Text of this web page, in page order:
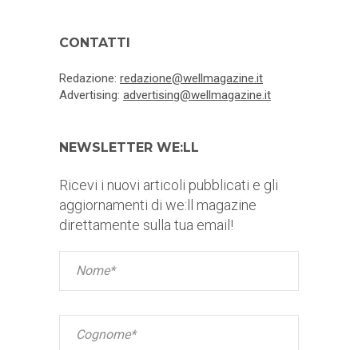
CONTATTI
Redazione: redazione@wellmagazine.it
Advertising: advertising@wellmagazine.it
NEWSLETTER WE:LL
Ricevi i nuovi articoli pubblicati e gli
aggiornamenti di we:ll magazine
direttamente sulla tua email!